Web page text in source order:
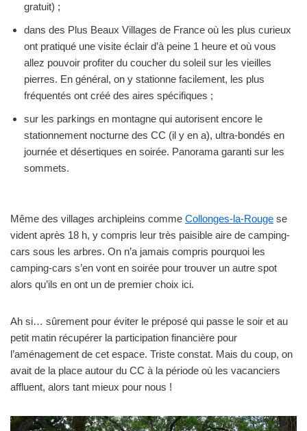
gratuit) ;
dans des Plus Beaux Villages de France où les plus curieux
ont pratiqué une visite éclair d’à peine 1 heure et où vous
allez pouvoir profiter du coucher du soleil sur les vieilles
pierres. En général, on y stationne facilement, les plus
fréquentés ont créé des aires spécifiques ;
sur les parkings en montagne qui autorisent encore le
stationnement nocturne des CC (il y en a), ultra-bondés en
journée et désertiques en soirée. Panorama garanti sur les
sommets.
Même des villages archipleins comme Collonges-la-Rouge se
vident après 18 h, y compris leur très paisible aire de camping-
cars sous les arbres. On n’a jamais compris pourquoi les
camping-cars s’en vont en soirée pour trouver un autre spot
alors qu’ils en ont un de premier choix ici.
Ah si… sûrement pour éviter le préposé qui passe le soir et au
petit matin récupérer la participation financière pour
l’aménagement de cet espace. Triste constat. Mais du coup, on
avait de la place autour du CC à la période où les vacanciers
affluent, alors tant mieux pour nous !